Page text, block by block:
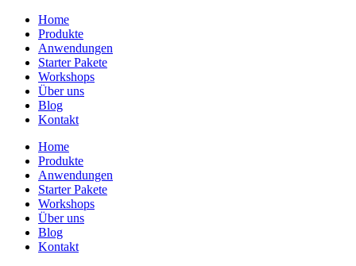
Home
Produkte
Anwendungen
Starter Pakete
Workshops
Über uns
Blog
Kontakt
Home
Produkte
Anwendungen
Starter Pakete
Workshops
Über uns
Blog
Kontakt